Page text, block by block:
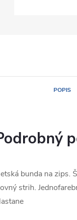
POPIS
bunda na zips.
strih.